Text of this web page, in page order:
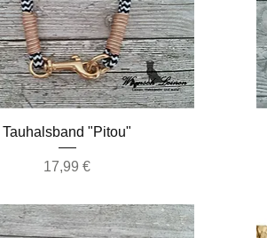
Schnellansicht
Tauhalsband "Pitou"
Preis
17,99 €